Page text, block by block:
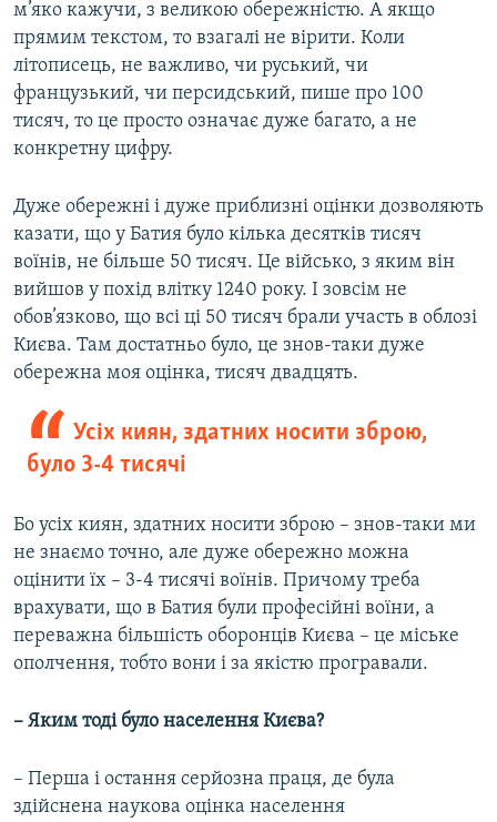
м’яко кажучи, з великою обережністю. А якщо
прямим текстом, то взагалі не вірити. Коли
літописець, не важливо, чи руський, чи
французький, чи персидський, пише про 100
тисяч, то це просто означає дуже багато, а не
конкретну цифру.
Дуже обережні і дуже приблизні оцінки дозволяють
казати, що у Батия було кілька десятків тисяч
воїнів, не більше 50 тисяч. Це військо, з яким він
вийшов у похід влітку 1240 року. І зовсім не
обов’язково, що всі ці 50 тисяч брали участь в облозі
Києва. Там достатньо було, це знов-таки дуже
обережна моя оцінка, тисяч двадцять.
Усіх киян, здатних носити зброю,
було 3-4 тисячі
Бо усіх киян, здатних носити зброю – знов-таки ми
не знаємо точно, але дуже обережно можна
оцінити їх – 3-4 тисячі воїнів. Причому треба
врахувати, що в Батия були професійні воїни, а
переважна більшість оборонців Києва – це міське
ополчення, тобто вони і за якістю програвали.
– Яким тоді було населення Києва?
– Перша і остання серйозна праця, де була
здійснена наукова оцінка населення